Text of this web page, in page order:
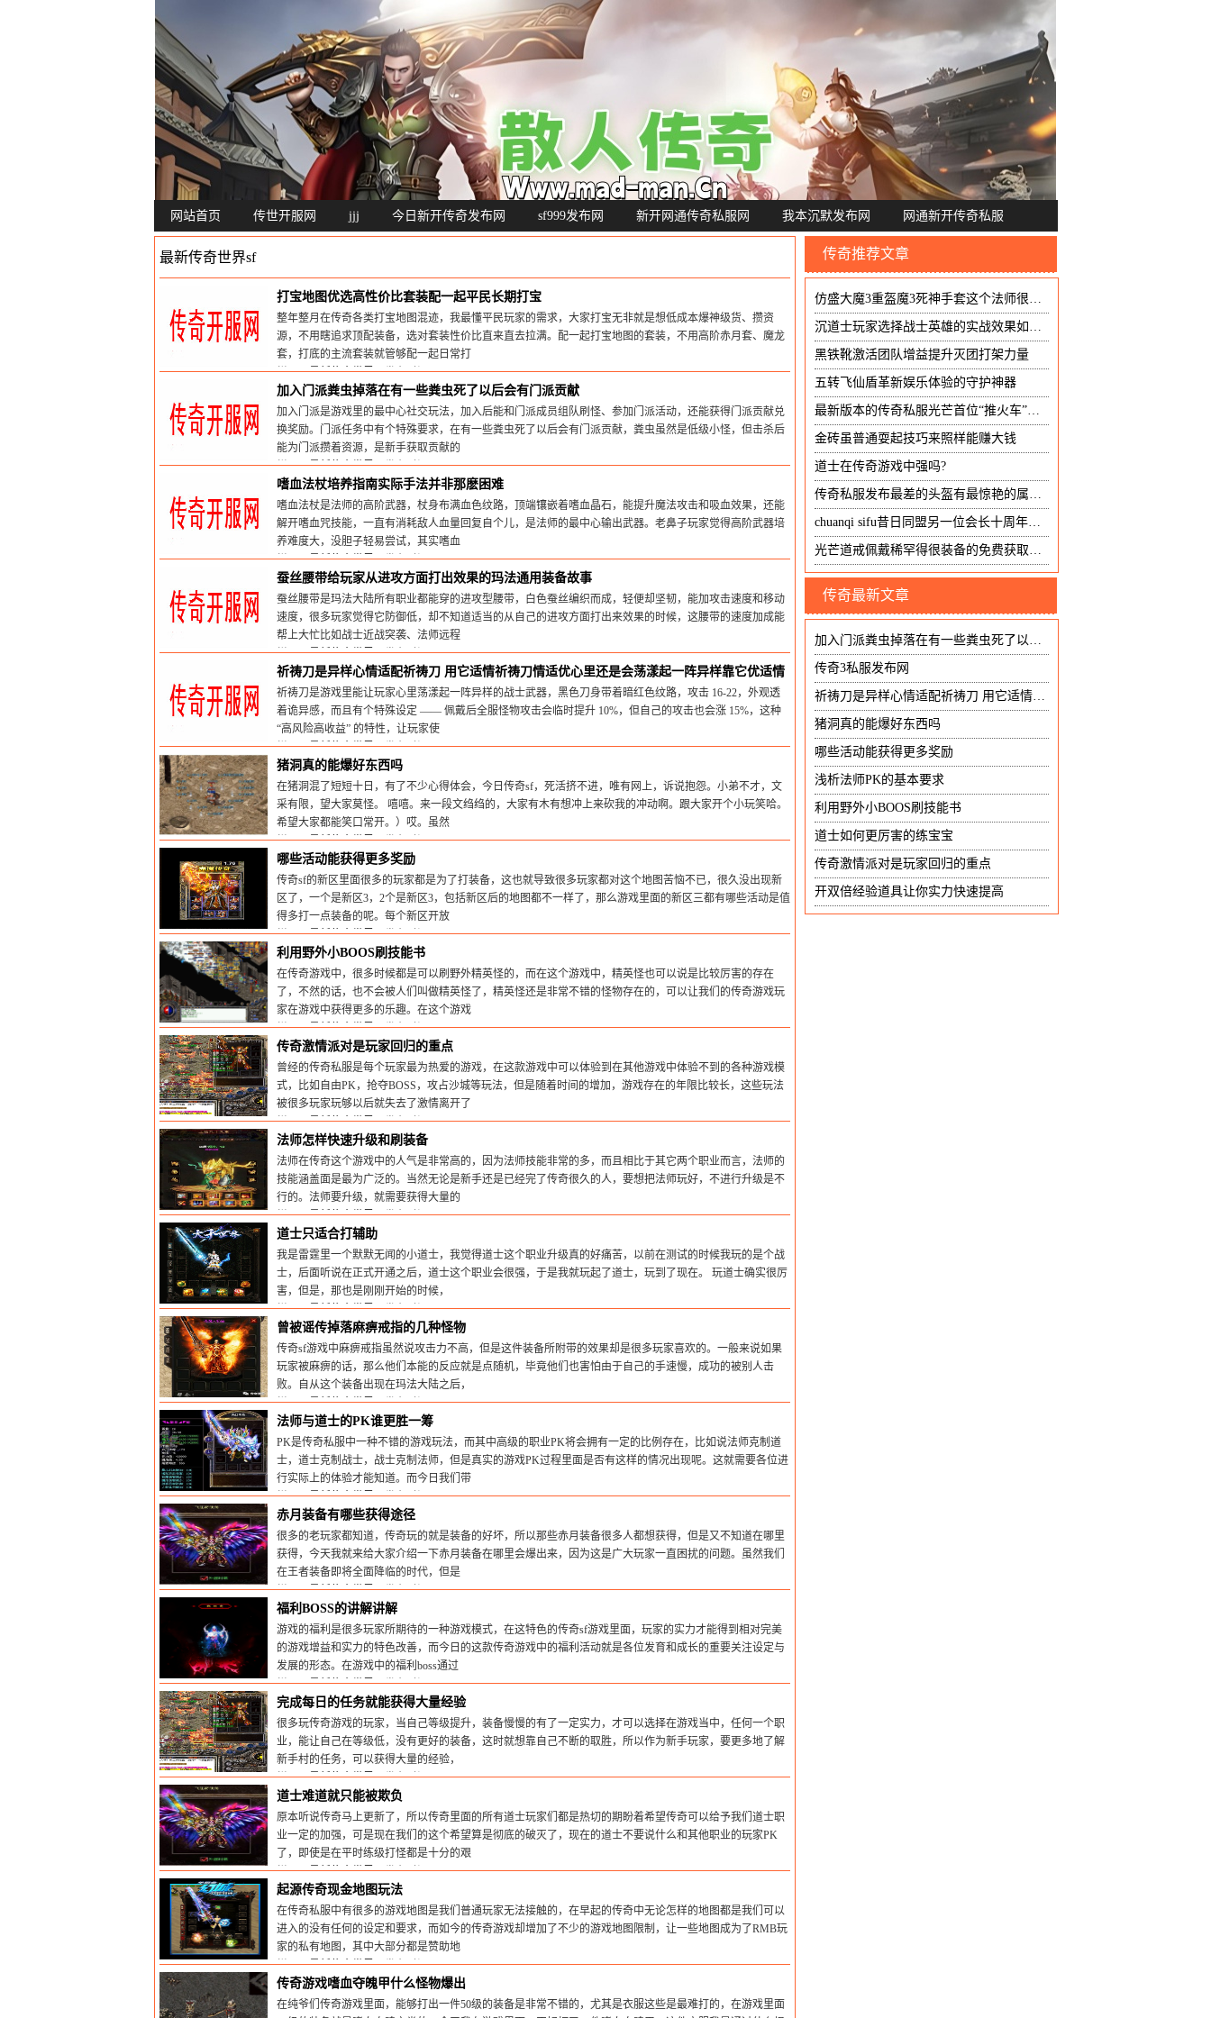
网站首页 传世开服网 jjj 今日新开传奇发布网 sf999发布网 新开网通传奇私服网 我本沉默发布网 网通新开传奇私服
最新传奇世界sf
打宝地图优选高性价比套装配一起平民长期打宝
整年整月在传奇各类打宝地图混迹，我最懂平民玩家的需求，大家打宝无非就是想低成本爆神级货、攒资
源，不用瞎追求顶配装备，选对套装性价比直来直去拉满。配一起打宝地图的套装，不用高阶赤月套、魔龙
套，打底的主流套装就管够配一起日常打
栏目：最新传奇世界sf发布时间:2026-05-22
加入门派粪虫掉落在有一些粪虫死了以后会有门派贡献
加入门派是游戏里的最中心社交玩法，加入后能和门派成员组队刷怪、参加门派活动，还能获得门派贡献兑
换奖励。门派任务中有个特殊要求，在有一些粪虫死了以后会有门派贡献，粪虫虽然是低级小怪，但击杀后
能为门派攒着资源，是新手获取贡献的
栏目：最新传奇世界sf发布时间:2026-01-20
嗜血法杖培养指南实际手法并非那麽困难
嗜血法杖是法师的高阶武器，杖身布满血色纹路，顶端镶嵌着嗜血晶石，能提升魔法攻击和吸血效果，还能
解开嗜血咒技能，一直有消耗敌人血量回复自个儿，是法师的最中心输出武器。老鼻子玩家觉得高阶武器培
养难度大，没胆子轻易尝试，其实嗜血
栏目：最新传奇世界sf发布时间:2025-12-24
蚕丝腰带给玩家从进攻方面打出效果的玛法通用装备故事
蚕丝腰带是玛法大陆所有职业都能穿的进攻型腰带，白色蚕丝编织而成，轻便却坚韧，能加攻击速度和移动
速度，很多玩家觉得它防御低，却不知道适当的从自己的进攻方面打出来效果的时候，这腰带的速度加成能
帮上大忙比如战士近战突袭、法师远程
栏目：最新传奇世界sf发布时间:2025-10-16
祈祷刀是异样心情适配祈祷刀 用它适情祈祷刀情适优心里还是会荡漾起一阵异样靠它优适情
祈祷刀是游戏里能让玩家心里荡漾起一阵异样的战士武器，黑色刀身带着暗红色纹路，攻击 16-22，外观透
着诡异感，而且有个特殊设定 —— 佩戴后全服怪物攻击会临时提升 10%，但自己的攻击也会涨 15%，这种
“高风险高收益” 的特性，让玩家使
栏目：最新传奇世界sf发布时间:2025-10-05
猪洞真的能爆好东西吗
在猪洞混了短短十日，有了不少心得体会，今日传奇sf，死活挤不进，唯有网上，诉说抱怨。小弟不才，文
采有限，望大家莫怪。 嘻嘻。来一段文绉绉的，大家有木有想冲上来砍我的冲动啊。跟大家开个小玩笑哈。
希望大家都能笑口常开。）哎。虽然
栏目：最新传奇世界sf发布时间:2025-02-22
哪些活动能获得更多奖励
传奇sf的新区里面很多的玩家都是为了打装备，这也就导致很多玩家都对这个地图苦恼不已，很久没出现新
区了，一个是新区3，2个是新区3，包括新区后的地图都不一样了，那么游戏里面的新区三都有哪些活动是值
得多打一点装备的呢。每个新区开放
栏目：最新传奇世界sf发布时间:2025-02-22
利用野外小BOOS刷技能书
在传奇游戏中，很多时候都是可以刷野外精英怪的，而在这个游戏中，精英怪也可以说是比较厉害的存在
了，不然的话，也不会被人们叫做精英怪了，精英怪还是非常不错的怪物存在的，可以让我们的传奇游戏玩
家在游戏中获得更多的乐趣。在这个游戏
栏目：最新传奇世界sf发布时间:2025-02-22
传奇激情派对是玩家回归的重点
曾经的传奇私服是每个玩家最为热爱的游戏，在这款游戏中可以体验到在其他游戏中体验不到的各种游戏模
式，比如自由PK，抢夺BOSS，攻占沙城等玩法，但是随着时间的增加，游戏存在的年限比较长，这些玩法
被很多玩家玩够以后就失去了激情离开了
栏目：最新传奇世界sf发布时间:2025-02-22
法师怎样快速升级和刷装备
法师在传奇这个游戏中的人气是非常高的，因为法师技能非常的多，而且相比于其它两个职业而言，法师的
技能涵盖面是最为广泛的。当然无论是新手还是已经完了传奇很久的人，要想把法师玩好，不进行升级是不
行的。法师要升级，就需要获得大量的
栏目：最新传奇世界sf发布时间:2025-02-22
道士只适合打辅助
我是雷霆里一个默默无闻的小道士，我觉得道士这个职业升级真的好痛苦，以前在测试的时候我玩的是个战
士，后面听说在正式开通之后，道士这个职业会很强，于是我就玩起了道士，玩到了现在。 玩道士确实很厉
害，但是，那也是刚刚开始的时候，
栏目：最新传奇世界sf发布时间:2025-02-22
曾被谣传掉落麻痹戒指的几种怪物
传奇sf游戏中麻痹戒指虽然说攻击力不高，但是这件装备所附带的效果却是很多玩家喜欢的。一般来说如果
玩家被麻痹的话，那么他们本能的反应就是点随机，毕竟他们也害怕由于自己的手速慢，成功的被别人击
败。自从这个装备出现在玛法大陆之后，
栏目：最新传奇世界sf发布时间:2025-02-22
法师与道士的PK谁更胜一筹
PK是传奇私服中一种不错的游戏玩法，而其中高级的职业PK将会拥有一定的比例存在，比如说法师克制道
士，道士克制战士，战士克制法师，但是真实的游戏PK过程里面是否有这样的情况出现呢。这就需要各位进
行实际上的体验才能知道。而今日我们带
栏目：最新传奇世界sf发布时间:2025-02-22
赤月装备有哪些获得途径
很多的老玩家都知道，传奇玩的就是装备的好坏，所以那些赤月装备很多人都想获得，但是又不知道在哪里
获得，今天我就来给大家介绍一下赤月装备在哪里会爆出来，因为这是广大玩家一直困扰的问题。虽然我们
在王者装备即将全面降临的时代，但是
栏目：最新传奇世界sf发布时间:2025-02-22
福利BOSS的讲解讲解
游戏的福利是很多玩家所期待的一种游戏模式，在这特色的传奇sf游戏里面，玩家的实力才能得到相对完美
的游戏增益和实力的特色改善，而今日的这款传奇游戏中的福利活动就是各位发育和成长的重要关注设定与
发展的形态。在游戏中的福利boss通过
栏目：最新传奇世界sf发布时间:2025-02-22
完成每日的任务就能获得大量经验
很多玩传奇游戏的玩家，当自己等级提升，装备慢慢的有了一定实力，才可以选择在游戏当中，任何一个职
业，能让自己在等级低，没有更好的装备，这时就想靠自己不断的取胜，所以作为新手玩家，要更多地了解
新手村的任务，可以获得大量的经验，
栏目：最新传奇世界sf发布时间:2025-02-22
道士难道就只能被欺负
原本听说传奇马上更新了，所以传奇里面的所有道士玩家们都是热切的期盼着希望传奇可以给予我们道士职
业一定的加强，可是现在我们的这个希望算是彻底的破灭了，现在的道士不要说什么和其他职业的玩家PK
了，即使是在平时练级打怪都是十分的艰
栏目：最新传奇世界sf发布时间:2025-02-22
起源传奇现金地图玩法
在传奇私服中有很多的游戏地图是我们普通玩家无法接触的，在早起的传奇中无论怎样的地图都是我们可以
进入的没有任何的设定和要求，而如今的传奇游戏却增加了不少的游戏地图限制，让一些地图成为了RMB玩
家的私有地图，其中大部分都是赞助地
栏目：最新传奇世界sf发布时间:2025-02-22
传奇游戏嗜血夺魄甲什么怪物爆出
在纯爷们传奇游戏里面，能够打出一件50级的装备是非常不错的，尤其是衣服这些是最难打的，在游戏里面
传奇推荐文章
仿盛大魔3重盔魔3死神手套这个法师很会伪装
沉道士玩家选择战士英雄的实战效果如何？
黑铁靴激活团队增益提升灭团打架力量
五转飞仙盾革新娱乐体验的守护神器
最新版本的传奇私服光芒首位“推火车”战士少龙小虾米是他的证婚人
金砖虽普通耍起技巧来照样能赚大钱
道士在传奇游戏中强吗?
传奇私服发布最差的头盔有最惊艳的属性盘点五个极品青铜头盔
chuanqi sifu昔日同盟另一位会长十周年名人堂成员披靡暗战
光芒道戒佩戴稀罕得很装备的免费获取捷径
传奇最新文章
加入门派粪虫掉落在有一些粪虫死了以后会有门派贡献
传奇3私服发布网
祈祷刀是异样心情适配祈祷刀 用它适情祈祷刀情适优心里还是会荡漾起一阵异样靠它优适情
猪洞真的能爆好东西吗
哪些活动能获得更多奖励
浅析法师PK的基本要求
利用野外小BOOS刷技能书
道士如何更厉害的练宝宝
传奇激情派对是玩家回归的重点
开双倍经验道具让你实力快速提高